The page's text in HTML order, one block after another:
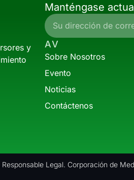
y
Manténgase
AV
Sobre Nosotros
Evento
Noticias
Contáctenos
Legal. Corporación de